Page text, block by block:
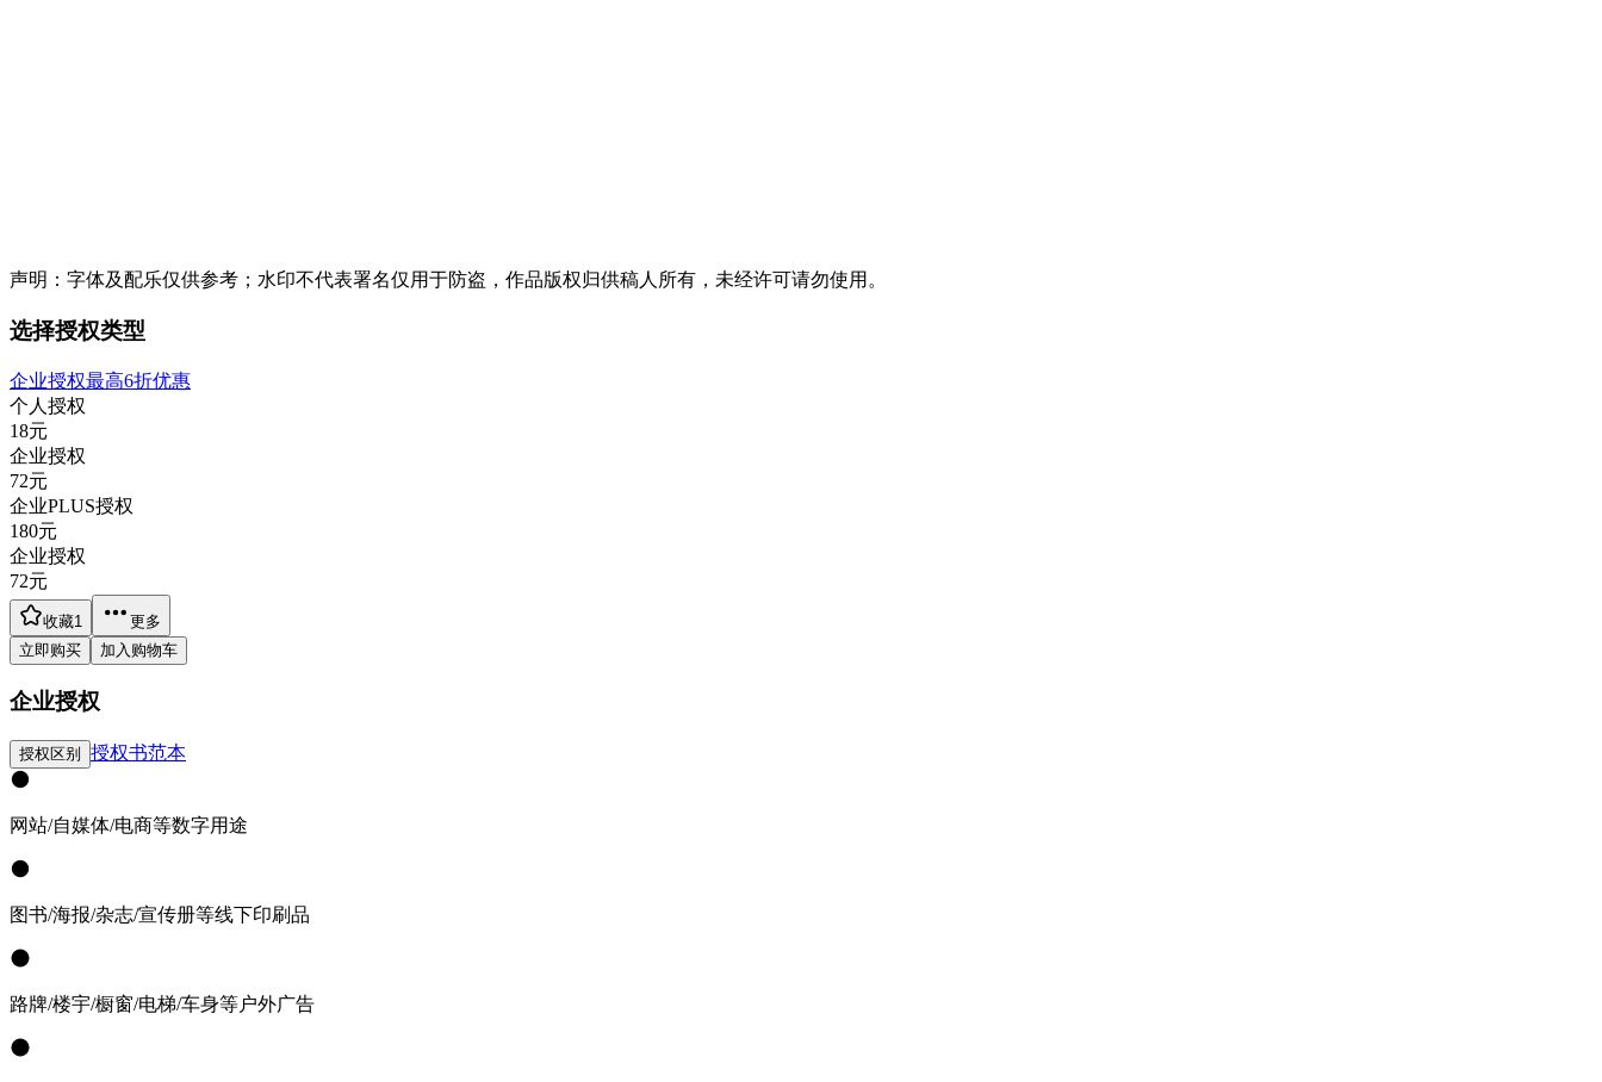
声明：字体及配乐仅供参考；水印不代表署名仅用于防盗，作品版权归供稿人所有，未经许可请勿使用。
选择授权类型
企业授权最高6折优惠
个人授权
18元
企业授权
72元
企业PLUS授权
180元
企业授权
72元
收藏1
更多
立即购买
加入购物车
企业授权
授权区别 授权书范本
网站/自媒体/电商等数字用途
图书/海报/杂志/宣传册等线下印刷品
路牌/楼宇/橱窗/电梯/车身等户外广告